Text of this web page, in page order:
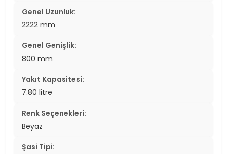
Genel Uzunluk:
2222 mm
Genel Genişlik:
800 mm
Yakıt Kapasitesi:
7.80 litre
Renk Seçenekleri:
Beyaz
Şasi Tipi: